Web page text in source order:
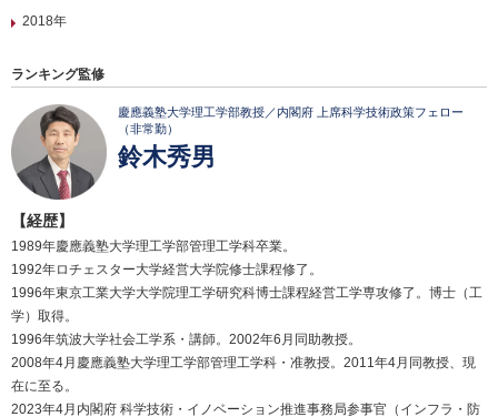
2018年
ランキング監修
慶應義塾大学理工学部教授／内閣府 上席科学技術政策フェロー
（非常勤）
鈴木秀男
【経歴】
1989年慶應義塾大学理工学部管理工学科卒業。
1992年ロチェスター大学経営大学院修士課程修了。
1996年東京工業大学大学院理工学研究科博士課程経営工学専攻修了。博士（工
学）取得。
1996年筑波大学社会工学系・講師。2002年6月同助教授。
2008年4月慶應義塾大学理工学部管理工学科・准教授。2011年4月同教授、現
在に至る。
2023年4月内閣府 科学技術・イノベーション推進事務局参事官（インフラ・防